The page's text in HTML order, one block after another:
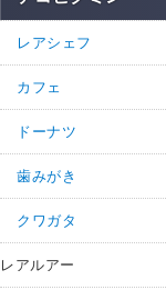
レアシェフ
カフェ
ドーナツ
歯みがき
クワガタ
レアルアー